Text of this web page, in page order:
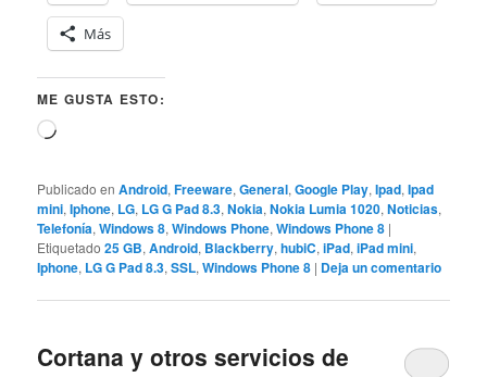
Más
ME GUSTA ESTO:
Cargando...
Publicado en Android,Freeware,General,Google Play,Ipad,Ipad
mini,Iphone, LG, LG G Pad 8.3,Nokia,Nokia Lumia 1020,Noticias,
Telefonía,Windows 8,Windows Phone,Windows Phone 8 |
Etiquetado 25 GB,Android, Blackberry,hubiC,iPad,iPad mini,
Iphone, LG G Pad 8.3,SSL,Windows Phone 8 | Deja un comentario
Cortana y otros servicios de